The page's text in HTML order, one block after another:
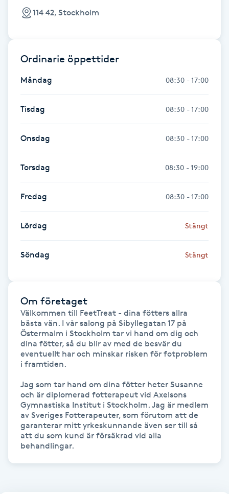
Hatha Yoga
Healing
Herrklippning
HIFU
Hollywood Peel
Hot Stone Massage
Huduppstramning
Hudvård
Hyaluronsyra
Hyperhidros
Hypnos
Hårborttagning
Hårbottenbehandling
114 42, Stockholm
Ordinarie öppettider
Måndag 08:30 - 17:00
Tisdag 08:30 - 17:00
Onsdag 08:30 - 17:00
Torsdag 08:30 - 19:00
Fredag 08:30 - 17:00
Lördag Stängt
Söndag Stängt
Om företaget
Välkommen till FeetTreat - dina fötters allra
bästa vän. I vår salong på Sibyllegatan 17 på
Östermalm i Stockholm tar vi hand om dig och
dina fötter, så du blir av med de besvär du
eventuellt har och minskar risken för fotproblem
i framtiden.
Jag som tar hand om dina fötter heter Susanne
och är diplomerad fotterapeut vid Axelsons
Gymnastiska Institut i Stockholm. Jag är medlem
av Sveriges Fotterapeuter, som förutom att de
garanterar mitt yrkeskunnande även ser till så
att du som kund är försäkrad vid alla